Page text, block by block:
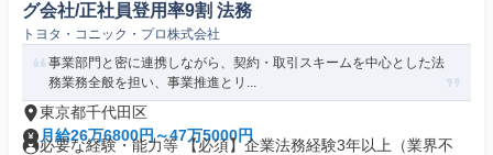
グ会社/正社員登用率9割 法務
トヨタ・コニック・プロ株式会社
事業部門と密に連携しながら、契約・取引スキームを中心とした法
務業務全般を担い、事業推進とリ...
東京都千代田区
月給26万6800円～47万5000円
必要な経験・能力等 【必須】企業法務経験3年以上（業界不